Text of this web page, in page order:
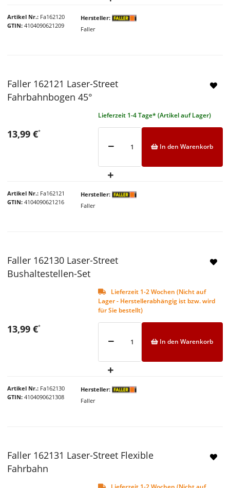
Artikel Nr. Fa162120
GTIN 4104090621209
Hersteller
Faller
Faller 162121 Laser-Street
Fahrbahnbogen 45°
Lieferzeit 1-4 Tage* (Artikel auf Lager)
Artikel Nr. Fa162121
GTIN 4104090621216
Hersteller
Faller
13,99 €*
In den Warenkorb
Faller 162130 Laser-Street
Bushaltestellen-Set
Lieferzeit 1-2 Wochen (Nicht auf
Lager - Herstellerabhängig ist bzw. wird
für Sie bestellt)
Artikel Nr. Fa162130
GTIN 4104090621308
Hersteller
Faller
13,99 €*
In den Warenkorb
Faller 162131 Laser-Street Flexible
Fahrbahn